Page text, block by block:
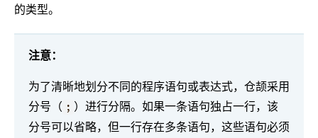
的类型。
注意：
为了清晰地划分不同的程序语句或表达式，仓颉采用
分号（ ; ）进行分隔。如果一条语句独占一行，该
分号可以省略，但一行存在多条语句，这些语句必须